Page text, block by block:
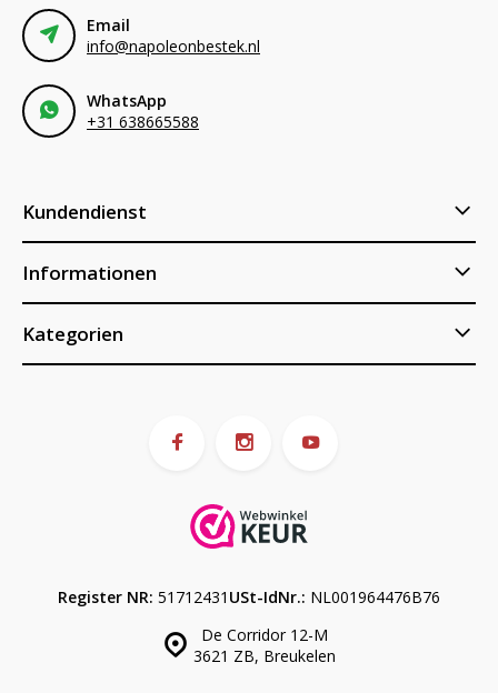
Email
info@napoleonbestek.nl
WhatsApp
+31 638665588
Kundendienst
Informationen
Kategorien
De Corridor 12-M
3621 ZB, Breukelen
Register NR: 51712431 USt-IdNr.: NL001964476B76